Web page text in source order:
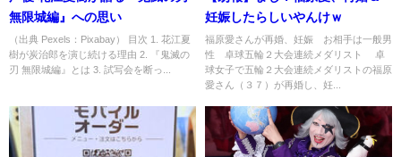
無限城編』への思い
（出典 Pexels：Pixabay） 目次 1. 花江夏
樹が炭治郎を演じ続ける理由 2. 『鬼滅の
刃 無限城編』とは 3. 試写会を断っ...
妊娠したらしいやんけｗ
福原愛さんが再婚、妊娠 お相手は一般男
性 卓球五輪２大会連続メダリスト 卓
球女子で五輪２大会連続メダリストの福原
愛さん（３７）が再婚し、妊...